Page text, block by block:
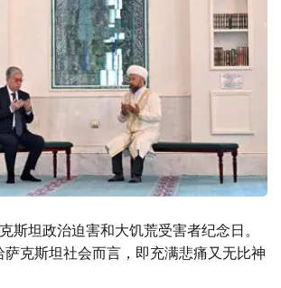
斯坦政治迫害和大饥荒受害者纪念日。
克斯坦社会而言，即充满悲痛又无比神